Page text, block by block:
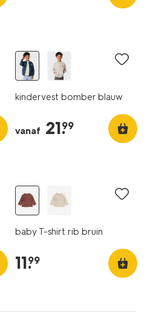
kindervest bomber blauw
vanaf 21.
99
baby T-shirt rib bruin
11.
99